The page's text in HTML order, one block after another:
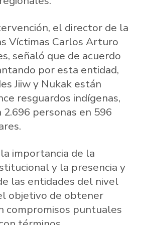
el director de la
Víctimas Carlos Arturo
señaló que de acuerdo
por esta entidad,
Jiiw y Nukak están
resguardos indígenas,
personas en 596
importancia de la
y la presencia y
las entidades del nivel
objetivo de obtener
compromisos puntuales